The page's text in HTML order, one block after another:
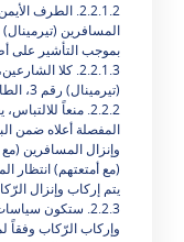
2.2.1.2. الطرف
بموجب التأشير على
2.2.1.3. كلا
(تيرمينال) رقم 3، الطابق رقم 3 (شارع ديرخ هممريئيم).
2.2.2. منعاً
وإنزال المسافرين
(مع أمتعتهم) انتظار
يتم إركاب وإنزال
2.2.3. ستكون
وإركاب الرّكاب وفقاً لما